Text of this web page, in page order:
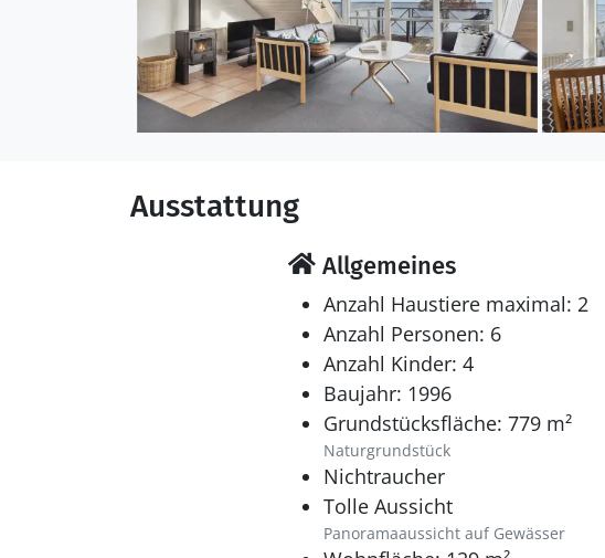
Ausstattung
Allgemeines
Anzahl Haustiere maximal: 2
Anzahl Personen: 6
Anzahl Kinder: 4
Baujahr: 1996
Grundstücksfläche: 779 m²
Naturgrundstück
Nichtraucher
Tolle Aussicht
Panoramaaussicht auf Gewässer